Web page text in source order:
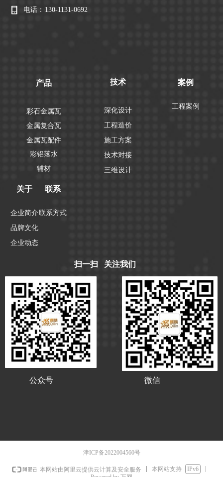
电话： 130-1131-0692
技术
深化设计
工程造价
施工方案
技术对接
三维设计
案例
工程案例
关于
企业简介
品牌文化
企业动态
联系
联系方式
产品
彩石金属瓦
金属复合瓦
金属瓦配件
彩铝落水
辅材
扫一扫 关注我们
公众号 微信
津ICP备2022004560号
本网站由阿里云提供云计算及安全服务 本网站支持
IPv6